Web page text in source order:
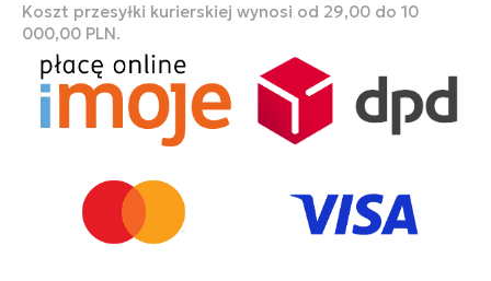
Koszt przesyłki kurierskiej wynosi od 29,00 do 10
000,00 PLN.